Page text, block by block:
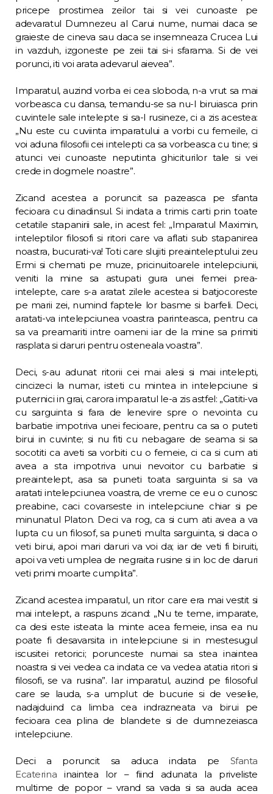
pricepe prostimea zeilor tai si vei cunoas­te pe
adevaratul Dumnezeu al Carui nume, numai daca se
graieste de cineva sau daca se insemneaza Crucea Lui
in vazduh, izgoneste pe zeii tai si-i sfarama. Si de vei
porunci, iti voi arata adevarul aievea”.
Imparatul, auzind vorba ei cea sloboda, n-a vrut sa mai
vorbeasca cu dansa, temandu-se sa nu-l biruiasca prin
cuvintele sale intelepte si sa-l rusineze, ci a zis acestea:
„Nu este cu cu­viinta imparatului a vorbi cu femeile, ci
voi aduna filosofii cei intelepti ca sa vorbeasca cu tine; si
atunci vei cunoaste neputinta ghi­citurilor tale si vei
crede in dogmele noastre”.
Zicand acestea a poruncit sa pazeasca pe sfanta
fecioara cu dinadinsul. Si indata a trimis carti prin toate
cetatile stapanirii sale, in acest fel: „Imparatul Maximin,
inteleptilor fi­losofi si ritori care va aflati sub stapanirea
noastra, bucurati-va! Toti care slujiti preainteleptului zeu
Ermi si chemati pe muze, pri­cinuitoarele intelepciunii,
veniti la mine sa astupati gura unei femei prea-
intelepte, care s-a aratat zilele acestea si batjocoreste
pe marii zei, numind faptele lor basme si barfeli. Deci,
aratati-va intelepciunea voastra parinteasca, pentru ca
sa va preamariti intre oameni iar de la mine sa primiti
rasplata si daruri pentru osteneala voastra”.
Deci, s-au adunat ritorii cei mai alesi si mai intelepti,
cincizeci la numar, isteti cu min­tea in intelepciune si
puternici in grai, caro­ra imparatul le-a zis astfel: „Gatiti-va
cu sarguinta si fara de lenevire spre o nevointa cu
barbatie impotriva unei fecioare, pentru ca sa o puteti
birui in cuvinte; si nu fiti cu ne­bagare de seama si sa
socotiti ca aveti sa vor­biti cu o femeie, ci ca si cum ati
avea a sta im­potriva unui nevoitor cu barbatie si
preaintelept, asa sa puneti toata sarguinta si sa va
aratati intelepciunea voastra, de vreme ce eu o cunosc
preabine, caci covarseste in intelepciu­ne chiar si pe
minunatul Platon. Deci va rog, ca si cum ati avea a va
lupta cu un filosof, sa puneti multa sarguinta, si daca o
veti birui, apoi mari daruri va voi da; iar de veti fi bi­ruiti,
apoi va veti umplea de negraita rusine si in loc de daruri
veti primi moarte cumplita”.
Zicand acestea imparatul, un ritor care era mai vestit si
mai intelept, a raspuns zicand: „Nu te teme, imparate,
ca desi este is­teata la minte acea femeie, insa ea nu
poate fi desavarsita in intelepciune si in mestesu­gul
iscusitei retorici; porunceste numai sa stea inaintea
noastra si vei vedea ca indata ce va vedea atatia ritori si
filosofi, se va rusi­na”. Iar imparatul, auzind pe filosoful
care se lauda, s-a umplut de bucurie si de veselie,
nadajduind ca limba cea indrazneata va bi­rui pe
fecioara cea plina de blandete si de dumnezeiasca
intelepciune.
Deci a poruncit sa aduca indata pe Sfanta
Ecaterina inaintea lor – fiind adunata la priveliste
multime de popor – vrand sa vada si sa auda acea